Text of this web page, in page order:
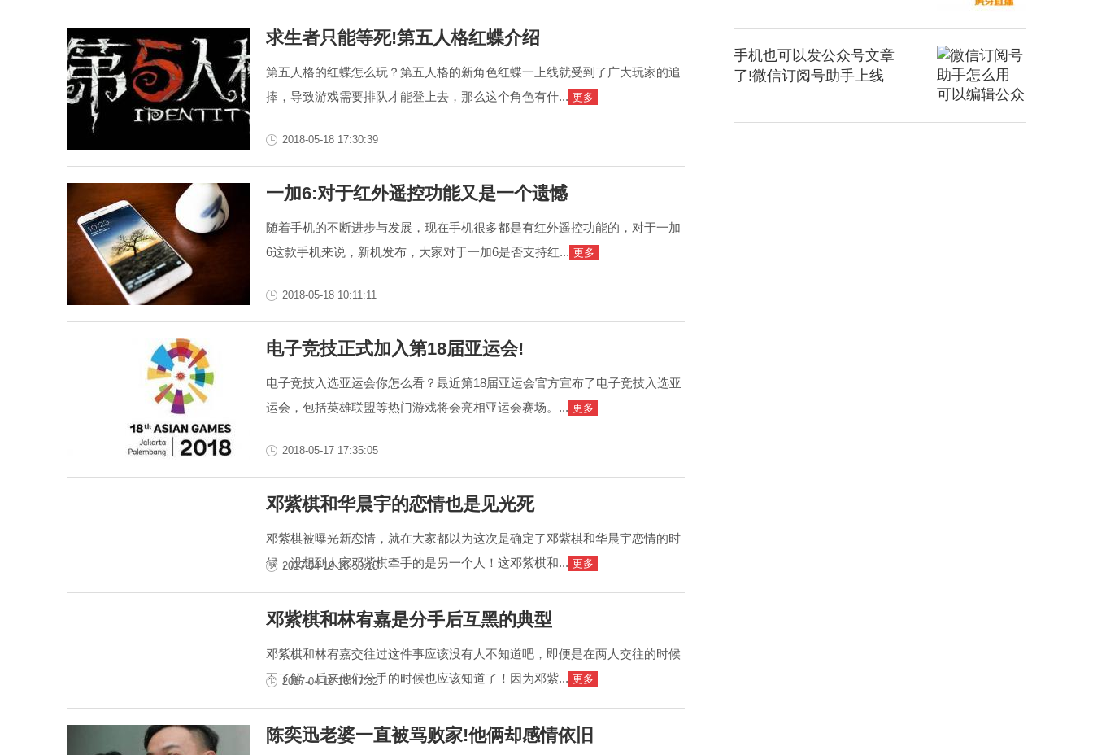
求生者只能等死!第五人格红蝶介绍
第五人格的红蝶怎么玩？第五人格的新角色红蝶一上线就受到了广大玩家的追
捧，导致游戏需要排队才能登上去，那么这个角色有什... 更多
2018-05-18 17:30:39
一加6:对于红外遥控功能又是一个遗憾
随着手机的不断进步与发展，现在手机很多都是有红外遥控功能的，对于一加
6这款手机来说，新机发布，大家对于一加6是否支持红... 更多
2018-05-18 10:11:11
电子竞技正式加入第18届亚运会!
电子竞技入选亚运会你怎么看？最近第18届亚运会官方宣布了电子竞技入选亚
运会，包括英雄联盟等热门游戏将会亮相亚运会赛场。... 更多
2018-05-17 17:35:05
邓紫棋和华晨宇的恋情也是见光死
邓紫棋被曝光新恋情，就在大家都以为这次是确定了邓紫棋和华晨宇恋情的时
候，没想到人家邓紫棋牵手的是另一个人！这邓紫棋和... 更多
2017-04-19 16:50:15
邓紫棋和林宥嘉是分手后互黑的典型
邓紫棋和林宥嘉交往过这件事应该没有人不知道吧，即便是在两人交往的时候
不了解，后来他们分手的时候也应该知道了！因为邓紫... 更多
2017-04-19 16:47:32
陈奕迅老婆一直被骂败家!他俩却感情依旧
手机也可以发公众号文章
了!微信订阅号助手上线